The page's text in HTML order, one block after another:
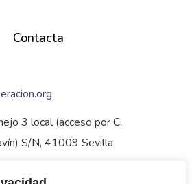
Contacta
3 local (acceso por C.
S/N, 41009 Sevilla